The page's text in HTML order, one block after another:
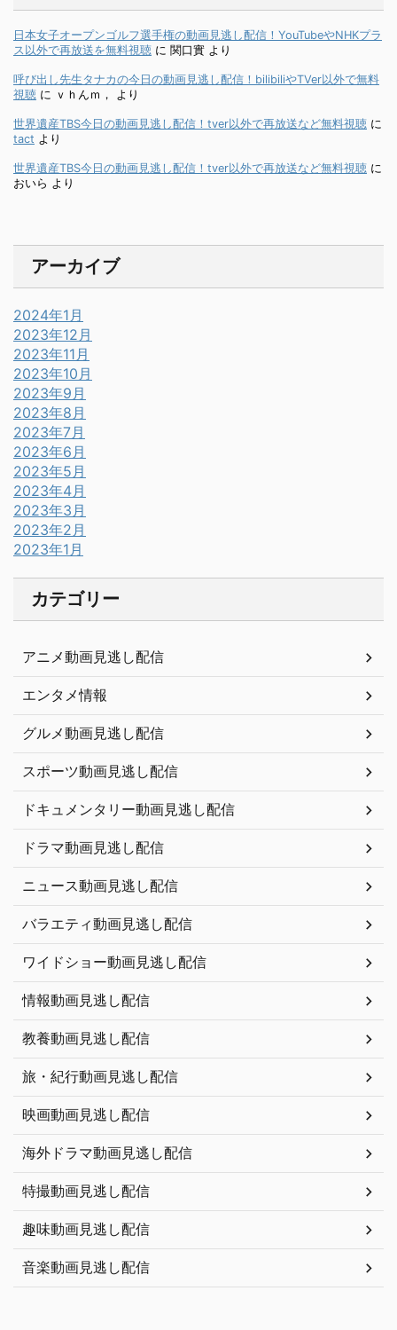
日本女子オープンゴルフ選手権の動画見逃し配信！YouTubeやNHKプラ
ス以外で再放送を無料視聴 に 関口實 より
呼び出し先生タナカの今日の動画見逃し配信！bilibiliやTVer以外で無料
視聴 に ｖｈんｍ， より
世界遺産TBS今日の動画見逃し配信！tver以外で再放送など無料視聴 に
tact より
世界遺産TBS今日の動画見逃し配信！tver以外で再放送など無料視聴 に
おいら より
アーカイブ
2024年1月
2023年12月
2023年11月
2023年10月
2023年9月
2023年8月
2023年7月
2023年6月
2023年5月
2023年4月
2023年3月
2023年2月
2023年1月
カテゴリー
アニメ動画見逃し配信
エンタメ情報
グルメ動画見逃し配信
スポーツ動画見逃し配信
ドキュメンタリー動画見逃し配信
ドラマ動画見逃し配信
ニュース動画見逃し配信
バラエティ動画見逃し配信
ワイドショー動画見逃し配信
情報動画見逃し配信
教養動画見逃し配信
旅・紀行動画見逃し配信
映画動画見逃し配信
海外ドラマ動画見逃し配信
特撮動画見逃し配信
趣味動画見逃し配信
音楽動画見逃し配信